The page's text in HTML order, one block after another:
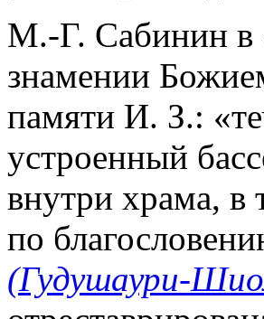
М.-Г. Сабинин в
знамении
памяти И. З.:
устроенный
внутри храма, в
по
(Гудушаури-